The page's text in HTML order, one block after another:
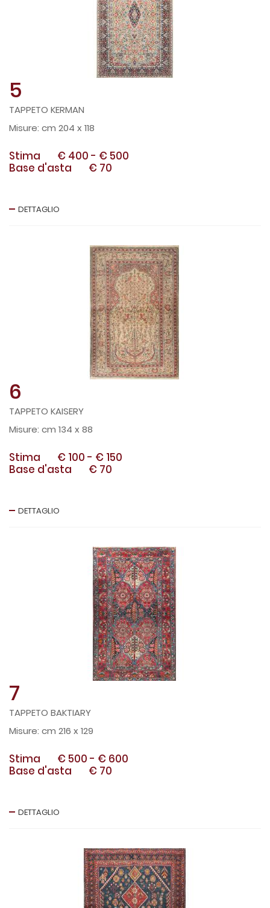
5
TAPPETO KERMAN
cm 204 x 118
Stima € 400 - € 500
Base d'asta
€ 70
DETTAGLIO
6
TAPPETO KAISERY
cm 134 x 88
Stima € 100 - € 150
Base d'asta
€ 70
DETTAGLIO
7
TAPPETO BAKTIARY
cm 216 x 129
Stima € 500 - € 600
Base d'asta
€ 70
DETTAGLIO